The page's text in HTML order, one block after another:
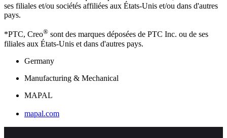
ses filiales et/ou sociétés affiliées aux États-Unis et/ou dans d'autres
pays.
*PTC, Creo® sont des marques déposées de PTC Inc. ou de ses
filiales aux États-Unis et dans d'autres pays.
Germany
Manufacturing & Mechanical
MAPAL
mapal.com